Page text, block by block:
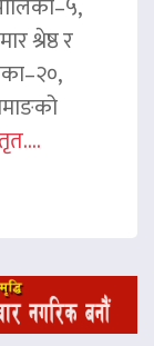
श्रेष्ठ र